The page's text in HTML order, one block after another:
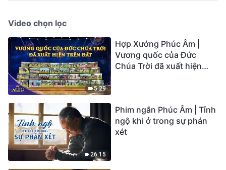
Video chọn lọc
5:29
Hợp Xướng Phúc Âm |
Vương quốc của Đức
Chúa Trời đã xuất hiện
26:15
Phim ngắn Phúc Âm | Tỉnh
ngộ khi ở trong sự phán
xét